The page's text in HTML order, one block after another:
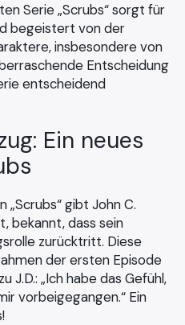
Serie „Scrubs“ sorgt für
begeistert von der
insbesondere von
Entscheidung
entscheidend
Ein neues
gibt John C.
bekannt, dass sein
zurücktritt. Diese
der ersten Episode
J.D.: „Ich habe das Gefühl,
vorbeigegangen.“ Ein